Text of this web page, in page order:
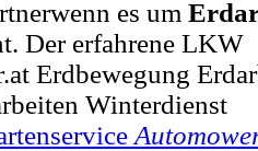
es um
Der erfahrene LKW
Erdbewegung
Winterdienst